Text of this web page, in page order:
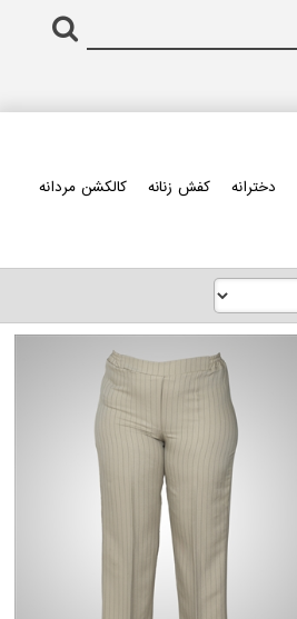
دخترانه کفش زنانه کالکشن مردانه